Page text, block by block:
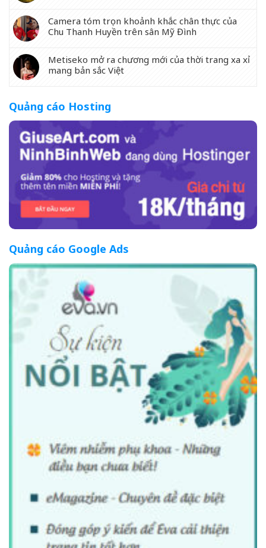
Camera tóm trọn khoảnh khắc chân thực của
Chu Thanh Huyền trên sân Mỹ Đình
Metiseko mở ra chương mới của thời trang xa xỉ
mang bản sắc Việt
Quảng cáo Hosting
Quảng cáo Google Ads